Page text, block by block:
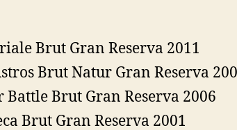
Brut Gran Reserva 2011
Brut Natur Gran Reserva
Battle Brut Gran Reserva 2006
Brut Gran Reserva 2001